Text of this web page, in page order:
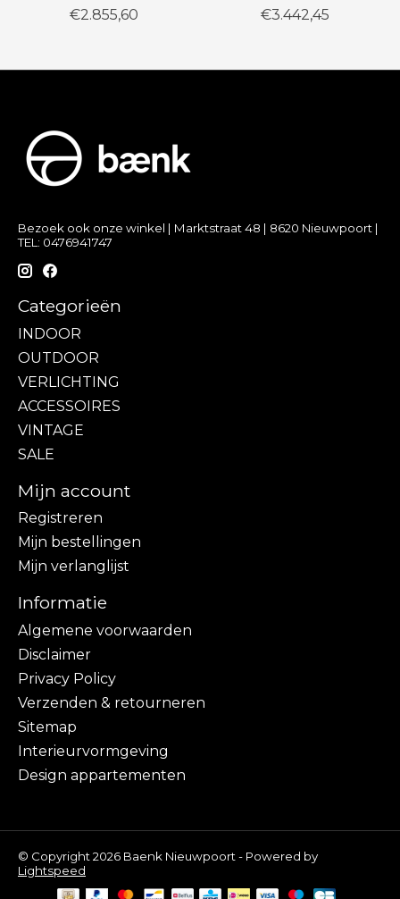
€2.855,60
€3.442,45
Bezoek ook onze winkel | Marktstraat 48 | 8620 Nieuwpoort |
TEL: 0476941747
Categorieën
INDOOR
OUTDOOR
VERLICHTING
ACCESSOIRES
VINTAGE
SALE
Mijn account
Registreren
Mijn bestellingen
Mijn verlanglijst
Informatie
Algemene voorwaarden
Disclaimer
Privacy Policy
Verzenden & retourneren
Sitemap
Interieurvormgeving
Design appartementen
© Copyright 2026 Baenk Nieuwpoort - Powered by
Lightspeed